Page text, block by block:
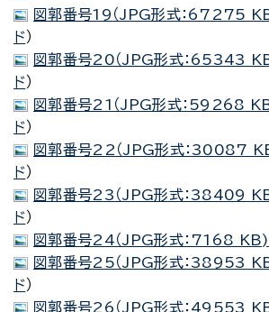
図郭番号19（JPG形式：67275
ド）
図郭番号20（JPG形式：65343
ド）
図郭番号21（JPG形式：59268
ド）
図郭番号22（JPG形式：30087
ド）
図郭番号23（JPG形式：38409
ド）
図郭番号24（JPG形式：7168 KB)
図郭番号25（JPG形式：38953
ド）
図郭番号26（JPG形式：49553